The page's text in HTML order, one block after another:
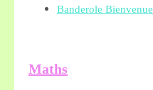
Banderole Bienvenue
Maths